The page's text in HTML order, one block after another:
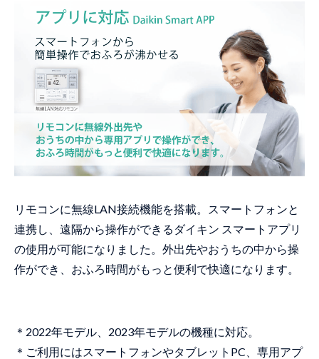
リモコンに無線LAN接続機能を搭載。スマートフォンと
連携し、遠隔から操作ができるダイキン スマートアプリ
の使用が可能になりました。外出先やおうちの中から操
作ができ、おふろ時間がもっと便利で快適になります。
＊2022年モデル、2023年モデルの機種に対応。
＊ご利用にはスマートフォンやタブレットPC、専用アプ